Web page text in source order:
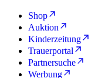
Shop
Auktion
Kinderzeitung
Trauerportal
Partnersuche
Werbung